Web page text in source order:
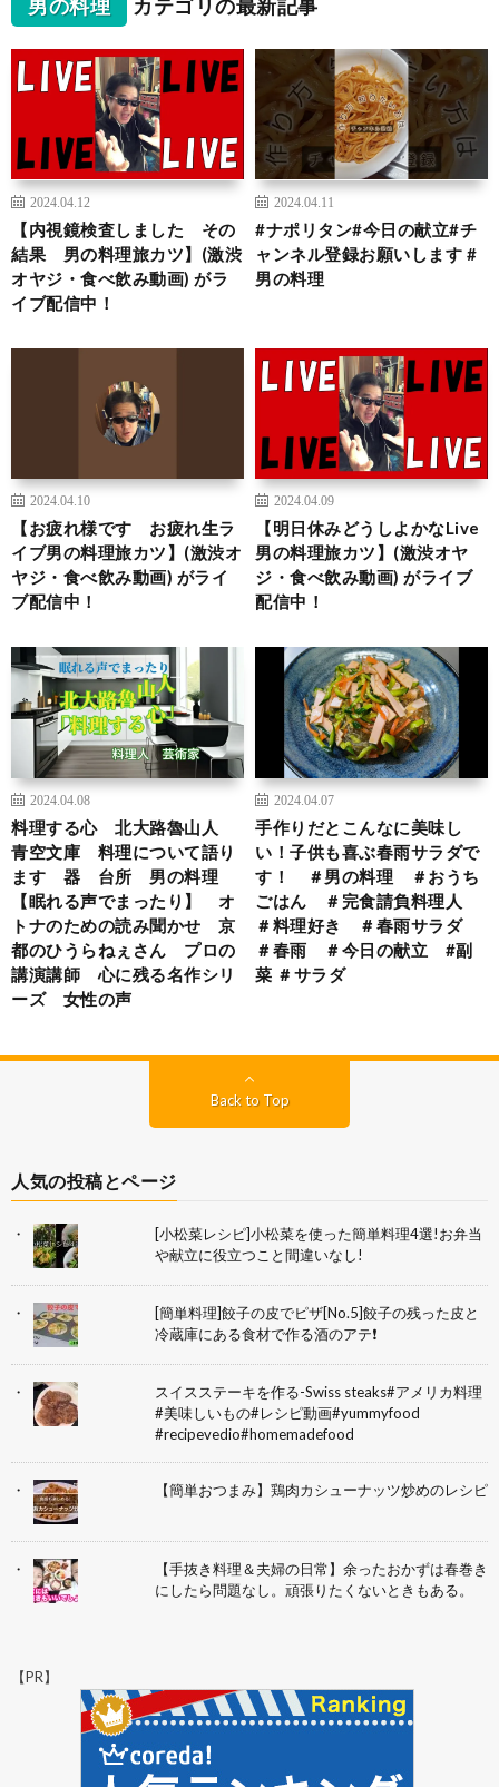
男の料理 カテゴリの最新記事
2024.04.12
【内視鏡検査しました その
結果 男の料理旅カツ】(激渋
オヤジ・食べ飲み動画) がラ
イブ配信中！
2024.04.11
#ナポリタン#今日の献立#チ
ャンネル登録お願いします #
男の料理
2024.04.10
【お疲れ様です お疲れ生ラ
イブ男の料理旅カツ】(激渋オ
ヤジ・食べ飲み動画) がライ
ブ配信中！
2024.04.09
【明日休みどうしよかなLive
男の料理旅カツ】(激渋オヤ
ジ・食べ飲み動画) がライブ
配信中！
2024.04.08
料理する心 北大路魯山人
青空文庫 料理について語り
ます 器 台所 男の料理
【眠れる声でまったり】 オ
トナのための読み聞かせ 京
都のひうらねぇさん プロの
講演講師 心に残る名作シリ
ーズ 女性の声
2024.04.07
手作りだとこんなに美味し
い！子供も喜ぶ春雨サラダで
す！ ＃男の料理 ＃おうち
ごはん ＃完食請負料理人
＃料理好き ＃春雨サラダ
＃春雨 ＃今日の献立 #副
菜 ＃サラダ
Back to Top
人気の投稿とページ
[小松菜レシピ]小松菜を使った簡単料理4選!お弁当
や献立に役立つこと間違いなし!
[簡単料理]餃子の皮でピザ[No.5]餃子の残った皮と
冷蔵庫にある食材で作る酒のアテ❗
スイスステーキを作る-Swiss steaks#アメリカ料理
#美味しいもの#レシピ動画#yummyfood
#recipevedio#homemadefood
【簡単おつまみ】鶏肉カシューナッツ炒めのレシピ
【手抜き料理＆夫婦の日常】余ったおかずは春巻き
にしたら問題なし。頑張りたくないときもある。
【PR】